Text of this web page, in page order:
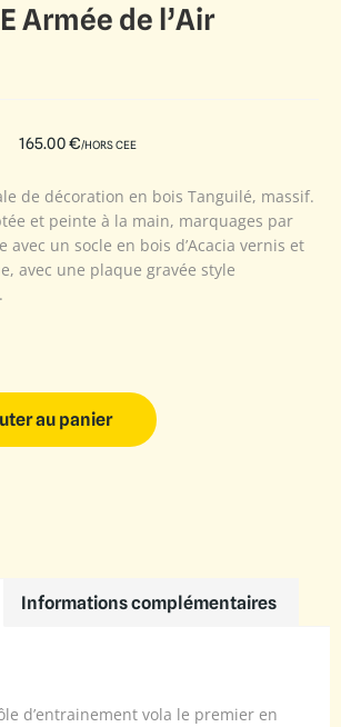
Armée de l’Air
165.00€/HORS CEE
de décoration en bois Tanguilé, massif.
et peinte à la main, marquages par
avec un socle en bois d’Acacia vernis et
avec une plaque gravée style
au panier
Informations complémentaires
d’entrainement vola le premier en